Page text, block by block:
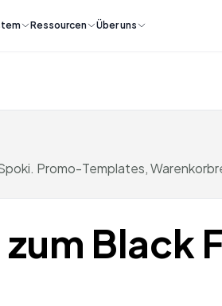
Ressourcen Über uns
Promo-Templates,
Black